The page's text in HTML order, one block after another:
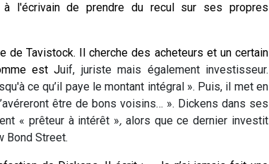
à l'écrivain de prendre du recul sur ses propres
de Tavistock. Il cherche des acheteurs et un certain
est Juif, juriste mais également investisseur.
ce qu’il paye le montant intégral ». Puis, il met en
être de bons voisins… ». Dickens dans ses
« prêteur à intérêt », alors que ce dernier investit
Bond Street.